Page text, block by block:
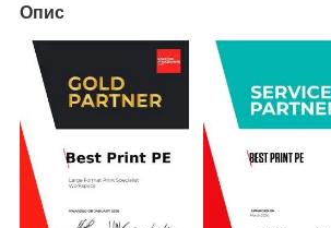
Опис